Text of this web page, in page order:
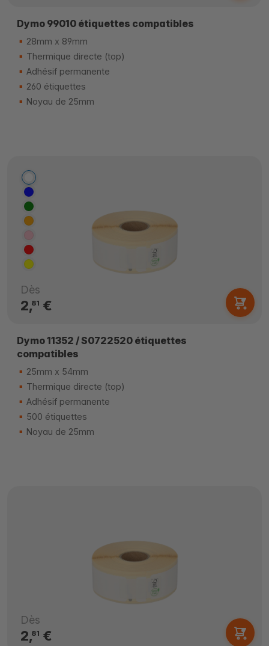
Dymo 99010 étiquettes compatibles
28mm x 89mm
Thermique directe (top)
Adhésif permanente
260 étiquettes
Noyau de 25mm
Dès
2,81 €
Dymo 11352 / S0722520 étiquettes
compatibles
25mm x 54mm
Thermique directe (top)
Adhésif permanente
500 étiquettes
Noyau de 25mm
Dès
2,81 €